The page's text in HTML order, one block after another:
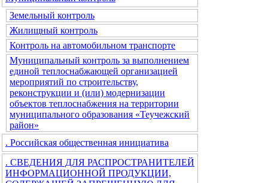
Земельный контроль
Жилищный контроль
Контроль на автомобильном транспорте
Муниципальный контроль за выполнением
единой теплоснабжающей организацией
мероприятий по строительству,
реконструкции и (или) модернизации
объектов теплоснабжения на территории
муниципального образования «Теучежский
район»
. Российская общественная инициатива
. СВЕДЕНИЯ ДЛЯ РАСПРОСТРАНИТЕЛЕЙ
ИНФОРМАЦИОННОЙ ПРОДУКЦИИ,